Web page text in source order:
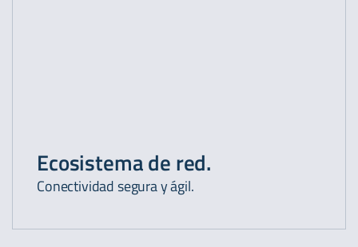
Ecosistema de red.
Conectividad segura y ágil.